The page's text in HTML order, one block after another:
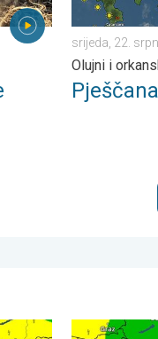
srijeda, 22.
Olujni i
Toplinski val sve
Vrhunac